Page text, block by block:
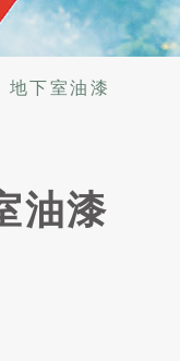
下室油漆
油漆